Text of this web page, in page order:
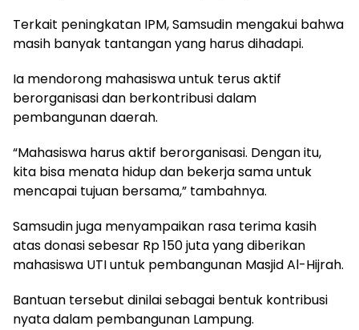
Terkait peningkatan IPM, Samsudin mengakui bahwa
masih banyak tantangan yang harus dihadapi.
Ia mendorong mahasiswa untuk terus aktif
berorganisasi dan berkontribusi dalam
pembangunan daerah.
“Mahasiswa harus aktif berorganisasi. Dengan itu,
kita bisa menata hidup dan bekerja sama untuk
mencapai tujuan bersama,” tambahnya.
Samsudin juga menyampaikan rasa terima kasih
atas donasi sebesar Rp 150 juta yang diberikan
mahasiswa UTI untuk pembangunan Masjid Al-Hijrah.
Bantuan tersebut dinilai sebagai bentuk kontribusi
nyata dalam pembangunan Lampung.